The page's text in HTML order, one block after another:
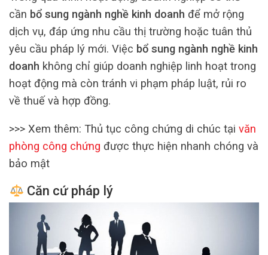
cần bổ sung ngành nghề kinh doanh để mở rộng
dịch vụ, đáp ứng nhu cầu thị trường hoặc tuân thủ
yêu cầu pháp lý mới. Việc bổ sung ngành nghề kinh
doanh không chỉ giúp doanh nghiệp linh hoạt trong
hoạt động mà còn tránh vi phạm pháp luật, rủi ro
về thuế và hợp đồng.
>>> Xem thêm: Thủ tục công chứng di chúc tại văn
phòng công chứng được thực hiện nhanh chóng và
bảo mật
Căn cứ pháp lý